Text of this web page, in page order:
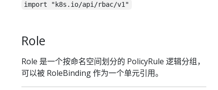
import "k8s.io/api/rbac/v1"
Role
Role 是一个按命名空间划分的 PolicyRule 逻辑分组，
可以被 RoleBinding 作为一个单元引用。